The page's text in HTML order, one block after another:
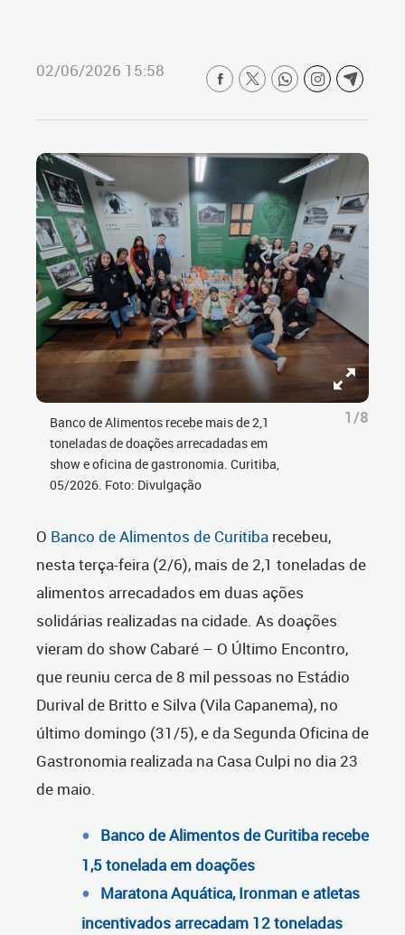
02/06/2026 15:58
Banco de Alimentos recebe mais de 2,1
toneladas de doações arrecadadas em
show e oficina de gastronomia. Curitiba,
05/2026. Foto: Divulgação
1/8
O Banco de Alimentos de Curitiba recebeu,
nesta terça-feira (2/6), mais de 2,1 toneladas de
alimentos arrecadados em duas ações
solidárias realizadas na cidade. As doações
vieram do show Cabaré – O Último Encontro,
que reuniu cerca de 8 mil pessoas no Estádio
Durival de Britto e Silva (Vila Capanema), no
último domingo (31/5), e da Segunda Oficina de
Gastronomia realizada na Casa Culpi no dia 23
de maio.
Banco de Alimentos de Curitiba recebe
1,5 tonelada em doações
Maratona Aquática, Ironman e atletas
incentivados arrecadam 12 toneladas